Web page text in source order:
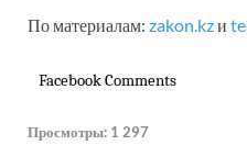
По материалам: zakon.kzи
Facebook Comments
Просмотры: 1 297